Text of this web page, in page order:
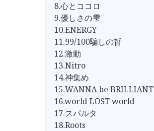
8.心とココロ
9.優しさの雫
10.ENERGY
11.99/100騙しの哲
12.激動
13.Nitro
14.神集め
15.WANNA be BRILLIANT
16.world LOST world
17.スパルタ
18.Roots